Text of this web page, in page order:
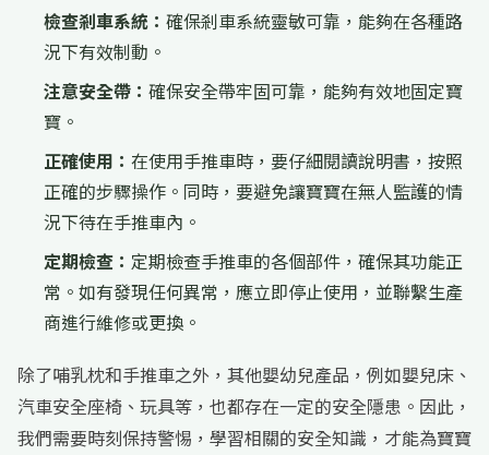
檢查剎車系統： 確保剎車系統靈敏可靠，能夠在各種路
況下有效制動。
注意安全帶： 確保安全帶牢固可靠，能夠有效地固定寶
寶。
正確使用： 在使用手推車時，要仔細閱讀說明書，按照
正確的步驟操作。同時，要避免讓寶寶在無人監護的情
況下待在手推車內。
定期檢查： 定期檢查手推車的各個部件，確保其功能正
常。如有發現任何異常，應立即停止使用，並聯繫生產
商進行維修或更換。
除了哺乳枕和手推車之外，其他嬰幼兒產品，例如嬰兒床、
汽車安全座椅、玩具等，也都存在一定的安全隱患。因此，
我們需要時刻保持警惕，學習相關的安全知識，才能為寶寶